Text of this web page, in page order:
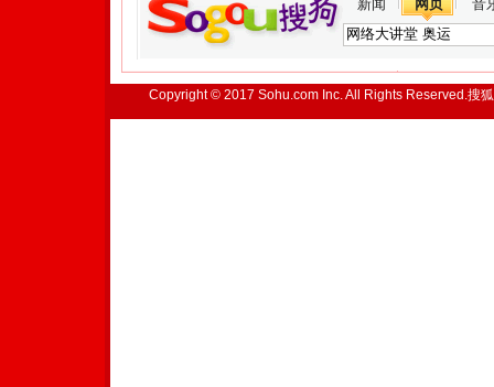
新闻 网页 音
Copyright © 2017 Sohu.com Inc. All Rights Reserved.搜